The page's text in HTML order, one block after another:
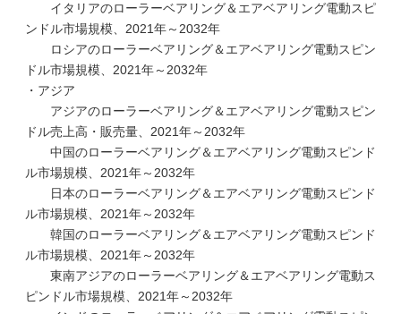
イタリアのローラーベアリング＆エアベアリング電動スピ
ンドル市場規模、2021年～2032年
ロシアのローラーベアリング＆エアベアリング電動スピン
ドル市場規模、2021年～2032年
・アジア
アジアのローラーベアリング＆エアベアリング電動スピン
ドル売上高・販売量、2021年～2032年
中国のローラーベアリング＆エアベアリング電動スピンド
ル市場規模、2021年～2032年
日本のローラーベアリング＆エアベアリング電動スピンド
ル市場規模、2021年～2032年
韓国のローラーベアリング＆エアベアリング電動スピンド
ル市場規模、2021年～2032年
東南アジアのローラーベアリング＆エアベアリング電動ス
ピンドル市場規模、2021年～2032年